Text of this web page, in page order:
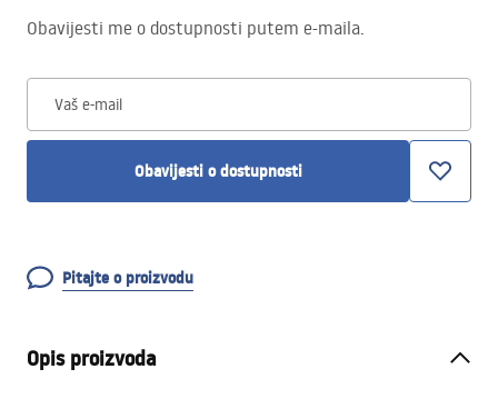
Obavijesti me o dostupnosti putem e-maila.
Vaš e-mail
Obavijesti o dostupnosti
Pitajte o proizvodu
Opis proizvoda